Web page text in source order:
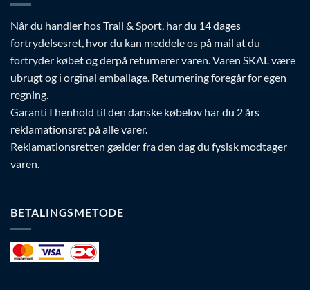
Når du handler hos Trail & Sport, har du 14 dages
fortrydelsesret, hvor du kan meddele os på mail at du
fortryder købet og derpå returnerer varen. Varen SKAL være
ubrugt og i orginal emballage. Returnering foregår for egen
regning.
Garanti I henhold til den danske købelov har du 2 års
reklamationsret på alle varer.
Reklamationsretten gælder fra den dag du fysisk modtager
varen.
BETALINGSMETODE